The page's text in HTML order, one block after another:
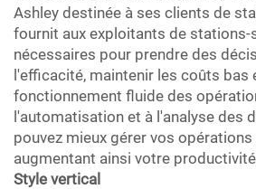
Ashley destinée à ses clients de
fournit aux exploitants de stations-
nécessaires pour prendre des
l'efficacité, maintenir les coûts bas
fonctionnement fluide des
l'automatisation et à l'analyse des
pouvez mieux gérer vos
augmentant ainsi votre
Style vertical